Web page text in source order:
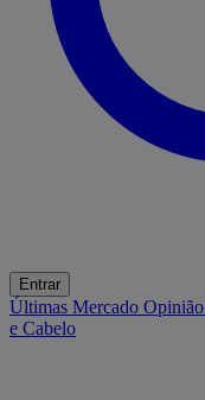
Entrar
Últimas Mercado Opinião
e Cabelo